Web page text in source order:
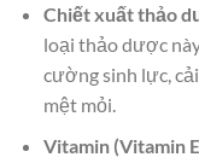
Chiết xuất thảo
loại thảo dược
cường sinh lực,
mệt mỏi.
Vitamin (Vitamin